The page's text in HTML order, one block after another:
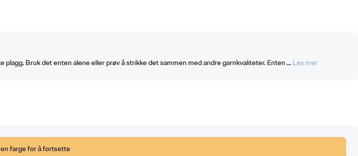
Bruk det enten alene eller prøv å strikke det sammen med andre garnkvaliteter. Enten ... Les mer
en farge for å fortsette